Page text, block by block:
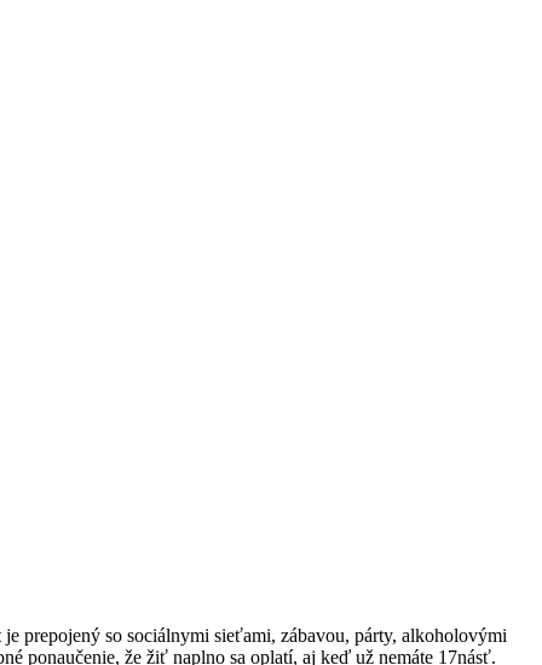
prepojený so sociálnymi sieťami, zábavou, párty, alkoholovými
ponaučenie, že žiť naplno sa oplatí, aj keď už nemáte 17násť.